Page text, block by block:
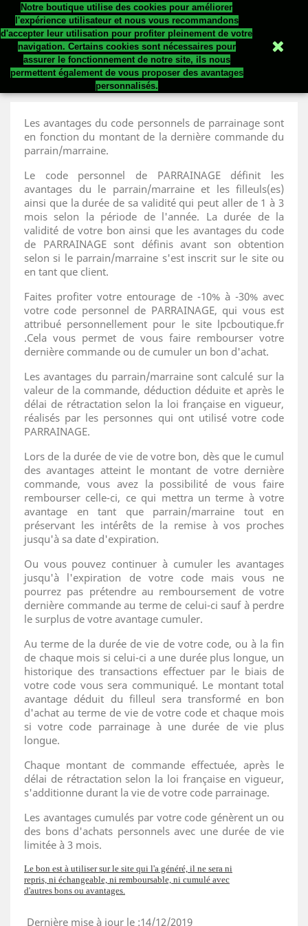

Parrainage
Les avantages du code personnels de parrainage sont
en fonction du montant de la dernière commande du
parrain/marraine.
Le code personnel de PARRAINAGE définit les
avantages du le parrain/marraine et les filleuls(es)
ainsi que la durée de sa validité qui peut aller de 1 à 3
mois selon la période de l'année. La durée de la
validité de votre bon ainsi que les avantages du code
de PARRAINAGE sont définis avant son obtention
selon si le parrain/marraine s'est inscrit sur le site ou
en tant que client.
Faites profiter votre entourage de -10% à -30% avec
votre code personnel de PARRAINAGE, qui vous est
attribué personnellement pour le site lpcboutique.fr
.Cela vous permet de vous faire rembourser votre
dernière commande ou de cumuler un bon d'achat.
Les avantages du parrain/marraine sont calculé sur la
valeur de la commande, déduction déduite et après le
délai de rétractation selon la loi française en vigueur,
réalisés par les personnes qui ont utilisé votre code
PARRAINAGE.
Lors de la durée de vie de votre bon, dès que le cumul
des avantages atteint le montant de votre dernière
commande, vous avez la possibilité de vous faire
rembourser celle-ci, ce qui mettra un terme à votre
avantage en tant que parrain/marraine tout en
préservant les intérêts de la remise à vos proches
jusqu'à sa date d'expiration.
Ou vous pouvez continuer à cumuler les avantages
jusqu'à l'expiration de votre code mais vous ne
pourrez pas prétendre au remboursement de votre
dernière commande au terme de celui-ci sauf à perdre
le surplus de votre avantage cumuler.
Au terme de la durée de vie de votre code, ou à la fin
de chaque mois si celui-ci a une durée plus longue, un
historique des transactions effectuer par le biais de
votre code vous sera communiqué. Le montant total
avantage déduit du filleul sera transformé en bon
d'achat au terme de vie de votre code et chaque mois
si votre code parrainage à une durée de vie plus
longue.
Chaque montant de commande effectuée, après le
délai de rétractation selon la loi française en vigueur,
s'additionne durant la vie de votre code parrainage.
Les avantages cumulés par votre code génèrent un ou
des bons d'achats personnels avec une durée de vie
limitée à 3 mois.
Le bon est à utiliser sur le site qui l'a généré, il ne sera ni
repris, ni échangeable, ni remboursable, ni cumulé avec
d'autres bons ou avantages.
Dernière mise à jour le :14/12/2019
Notre boutique utilise des cookies pour améliorer
l'expérience utilisateur et nous vous recommandons
d'accepter leur utilisation pour profiter pleinement de votre
navigation. Certains cookies sont nécessaires pour
assurer le fonctionnement de notre site, ils nous
permettent également de vous proposer des avantages
personnalisés.